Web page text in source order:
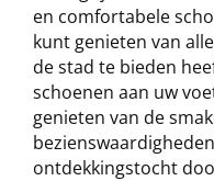
en comfortabele
kunt genieten van
de stad te bieden
schoenen aan uw
genieten van de
ontdekkingstocht